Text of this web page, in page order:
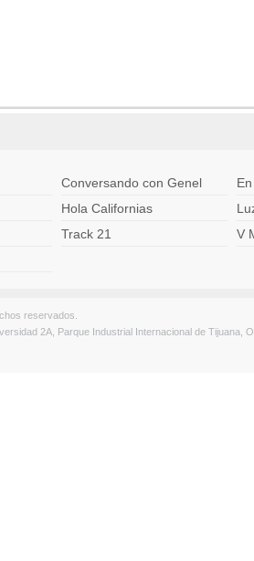
Conversando con Genel
Hola Californias
Track 21
V
reservados.
2A, Parque Industrial Internacional de Tijuana,